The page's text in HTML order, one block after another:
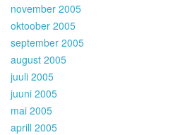
november 2005
oktoober 2005
september 2005
august 2005
juuli 2005
juuni 2005
mai 2005
aprill 2005